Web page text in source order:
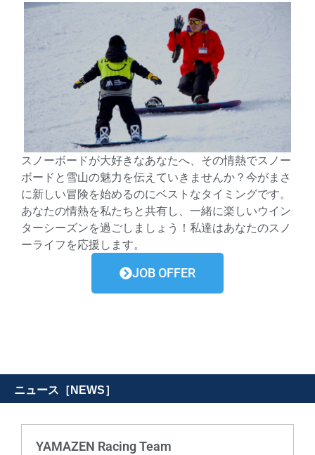
スノーボードが大好きなあなたへ、その情熱でスノー
ボードと雪山の魅力を伝えていきませんか？今がまさ
に新しい冒険を始めるのにベストなタイミングです。
あなたの情熱を私たちと共有し、一緒に楽しいウイン
ターシーズンを過ごしましょう！私達はあなたのスノ
ーライフを応援します。
JOB OFFER
ニュース［NEWS］
YAMAZEN Racing Team